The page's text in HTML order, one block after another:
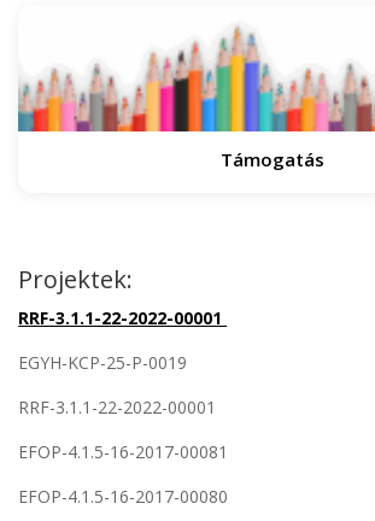
Támogatás
Projektek:
RRF-3.1.1-22-2022-00001
EGYH-KCP-25-P-0019
RRF-3.1.1-22-2022-00001
EFOP-4.1.5-16-2017-00081
EFOP-4.1.5-16-2017-00080